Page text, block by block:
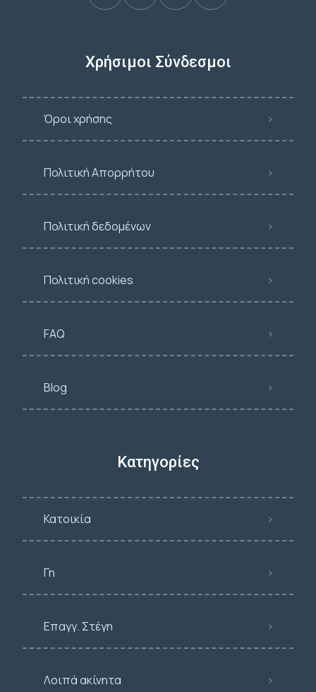
Χρήσιμοι Σύνδεσμοι
Όροι χρήσης
Πολιτική Απορρήτου
Πολιτική δεδομένων
Πολιτική cookies
FAQ
Blog
Κατηγορίες
Κατοικία
Γη
Επαγγ. Στέγη
Λοιπά ακίνητα